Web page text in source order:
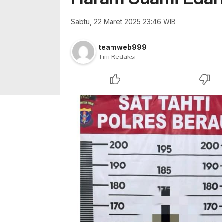
Sabtu, 22 Maret 2025 23:46 WIB
teamweb999
Tim Redaksi